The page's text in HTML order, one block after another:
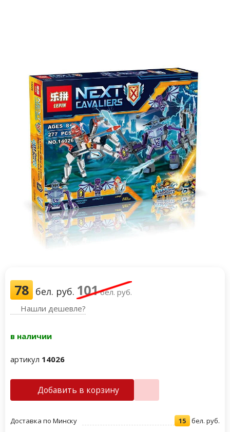
78 бел. руб. 101бел. руб.
Нашли дешевле?
в наличии
артикул 14026
Добавить в корзину
Доставка по Минску 15 бел. руб.